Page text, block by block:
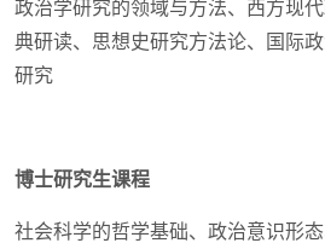
政治学研究的领域与方法、西方现
典研读、思想史研究方法论、国际
研究
博士研究生课程
社会科学的哲学基础、政治意识形